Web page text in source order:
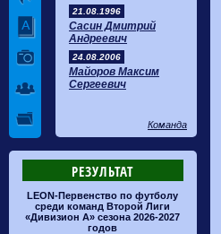
21.08.1996
Сасин Дмитрий
Андреевич
24.08.2006
Майоров Максим
Сергеевич
Команда
РЕЗУЛЬТАТ
LEON-Первенство по футболу
среди команд Второй Лиги
«Дивизион А» сезона 2026-2027
годов